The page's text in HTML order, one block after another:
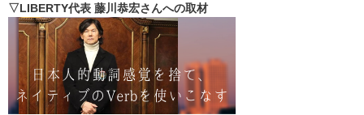
▽LIBERTY代表 藤川恭宏さんへの取材